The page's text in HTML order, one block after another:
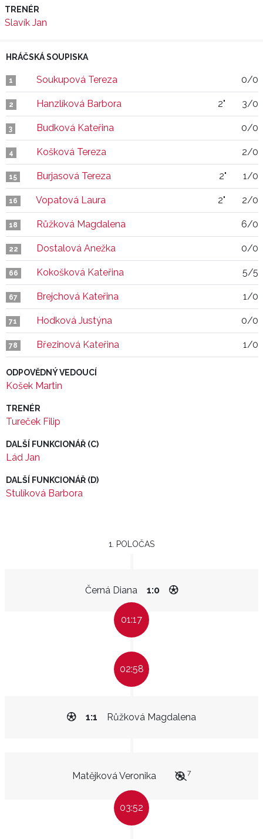
TRENÉR
Slavík Jan
HRÁČSKÁ SOUPISKA
1 Soukupová Tereza 0/0
2 Hanzlíková Barbora 2" 3/0
3 Budková Kateřina 0/0
4 Košková Tereza 2/0
15 Burjasová Tereza 2" 1/0
16 Vopatová Laura 2" 2/0
18 Růžková Magdalena 6/0
22 Dostalová Anežka 0/0
66 Kokošková Kateřina 5/5
67 Brejchová Kateřina 1/0
71 Hodková Justýna 0/0
78 Březinová Kateřina 1/0
ODPOVĚDNÝ VEDOUCÍ
Košek Martin
TRENÉR
Tureček Filip
DALŠÍ FUNKCIONÁŘ (C)
Lád Jan
DALŠÍ FUNKCIONÁŘ (D)
Stulíková Barbora
1. POLOČAS
Černá Diana 1:0
01:17
02:58
Růžková Magdalena
1:1
Matějková Veronika 7
03:52